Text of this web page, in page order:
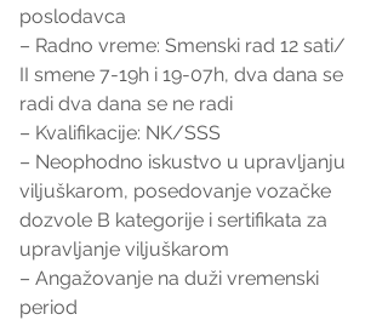
poslodavca
– Radno vreme: Smenski rad 12 sati/
II smene 7-19h i 19-07h, dva dana se
radi dva dana se ne radi
– Kvalifikacije: NK/SSS
– Neophodno iskustvo u upravljanju
viljuškarom, posedovanje vozačke
dozvole B kategorije i sertifikata za
upravljanje viljuškarom
– Angažovanje na duži vremenski
period